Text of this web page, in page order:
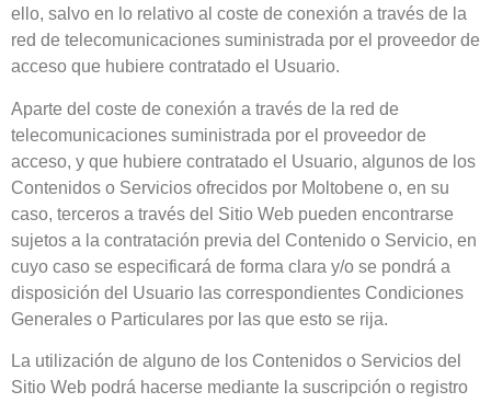
ello, salvo en lo relativo al coste de conexión a través de la
red de telecomunicaciones suministrada por el proveedor de
acceso que hubiere contratado el Usuario.
Aparte del coste de conexión a través de la red de
telecomunicaciones suministrada por el proveedor de
acceso, y que hubiere contratado el Usuario, algunos de los
Contenidos o Servicios ofrecidos por Moltobene o, en su
caso, terceros a través del Sitio Web pueden encontrarse
sujetos a la contratación previa del Contenido o Servicio, en
cuyo caso se especificará de forma clara y/o se pondrá a
disposición del Usuario las correspondientes Condiciones
Generales o Particulares por las que esto se rija.
La utilización de alguno de los Contenidos o Servicios del
Sitio Web podrá hacerse mediante la suscripción o registro